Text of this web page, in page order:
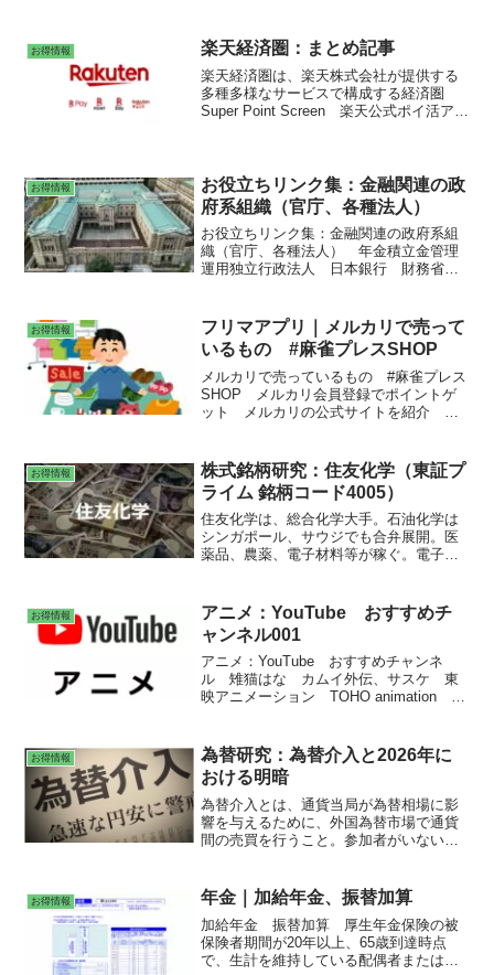
場最終取引日 。 ・1月3日は、米国市場
取引開始日。
お得情報 楽天経済圏：まとめ記事
楽天経済圏は、楽天株式会社が提供する
多種多様なサービスで構成する経済圏
Super Point Screen 楽天公式ポイ活アプ
利用額の1%分をポイントバックするハピ
タス経由で決まり RaCoupon（ラ・クー
ポン）は、楽天グループで利用できるク
ーポンサービス 楽天マガジン ラクマ
お得情報
お役立ちリンク集：金融関連の政
府系組織（官庁、各種法人）
お役立ちリンク集：金融関連の政府系組
織（官庁、各種法人） 年金積立金管理
運用独立行政法人 日本銀行 財務省
お得情報
フリマアプリ｜メルカリで売って
いるもの #麻雀プレスSHOP
メルカリで売っているもの #麻雀プレス
SHOP メルカリ会員登録でポイントゲ
ット メルカリの公式サイトを紹介 公
お得情報
株式銘柄研究：住友化学（東証プ
ライム 銘柄コード4005）
住友化学は、総合化学大手。石油化学は
シンガポール、サウジでも合弁展開。医
薬品、農薬、電子材料等が稼ぐ。電子材
ず。医薬反落。ただ、車用が後半復調。
農薬が南米軸に上振れ底上げ。前号より
営業減益幅縮小。為替差益一転増。増収
増益を予想。
お得情報
アニメ：YouTube おすすめチ
ャンネル001
アニメ：YouTube おすすめチャンネ
ル 雉猫はな カムイ外伝、サスケ 東
映アニメーション TOHO animation
TMSアニメ公式チャンネル
NBCUniversal Anime/Music
お得情報
為替研究：為替介入と2026年に
おける明暗
為替介入とは、通貨当局が為替相場に影
響を与えるために、外国為替市場で通貨
間の売買を行うこと。参加者がいない時
前、金曜日。「口先介入」とは、通貨売
買は行わずに言葉だけで外国為替相場の
動きを変えようとすること。レートチェ
ックとは、中央銀行が主要な金融機関に
為替相場の水準を照会すること。IMFの
お得情報 年金｜加給年金、振替加算
加給年金 振替加算 厚生年金保険の被
保険者期間が20年以上、65歳到達時点
で、生計を維持している配偶者または子